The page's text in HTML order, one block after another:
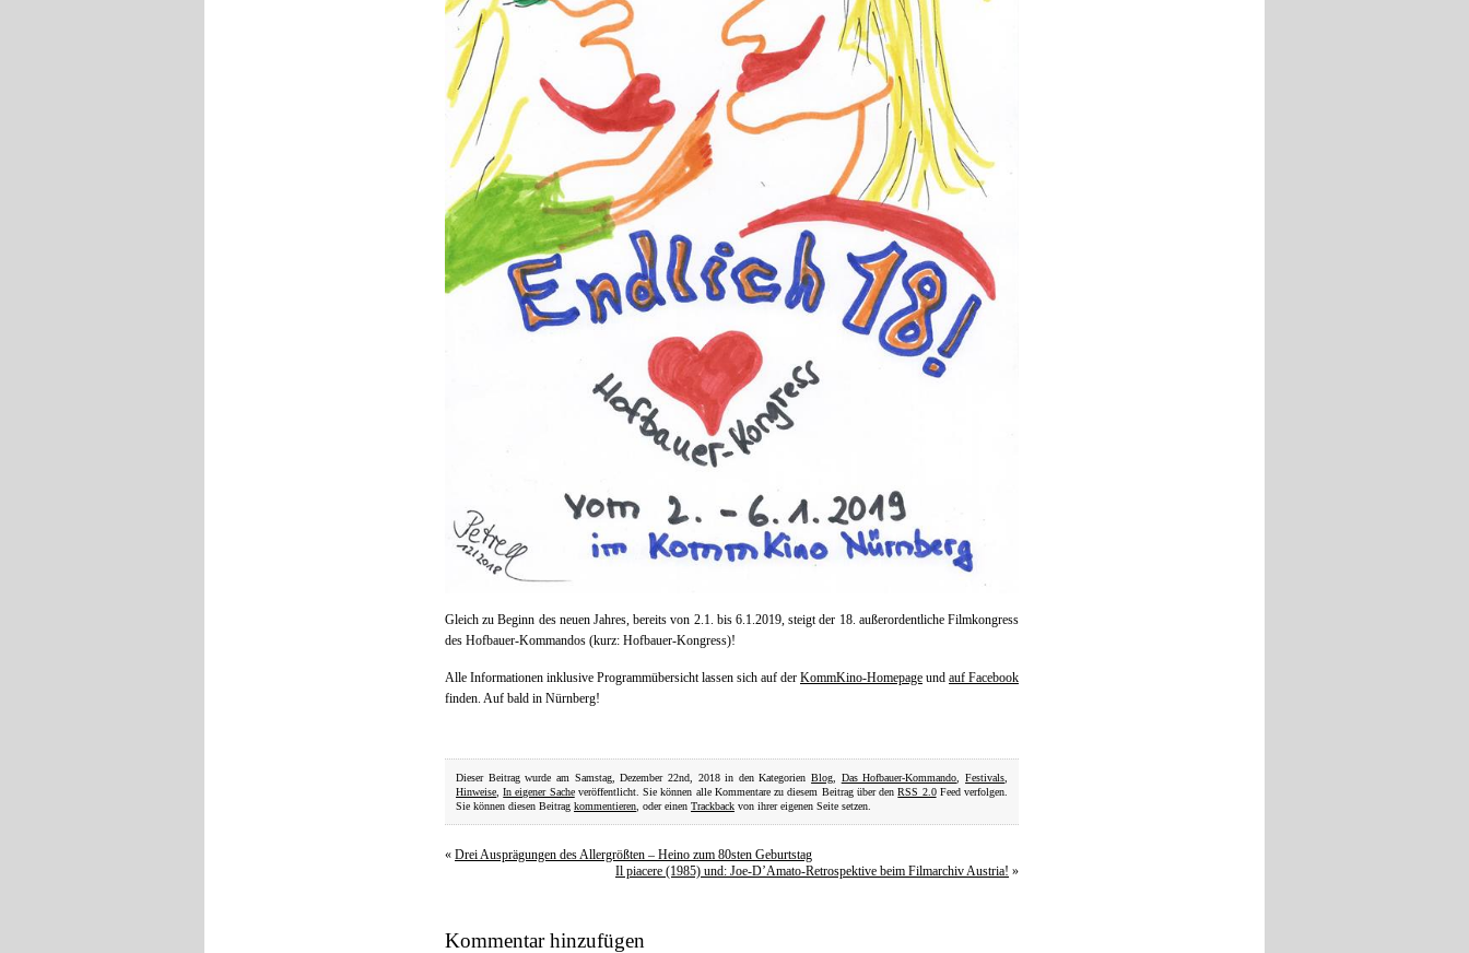
Gleich zu Beginn des neuen Jahres, bereits von 2.1. bis 6.1.2019, steigt der 18. außerordentliche Filmkongress
des Hofbauer-Kommandos (kurz: Hofbauer-Kongress)!
Alle Informationen inklusive Programmübersicht lassen sich auf der KommKino-Homepage und auf Facebook
finden. Auf bald in Nürnberg!
Dieser Beitrag wurde am Samstag, Dezember 22nd, 2018 in den KategorienBlog Das Hofbauer-Kommando ,Festivals
Hinweise ,In eigener Sacheveröffentlicht. Sie können alle Kommentare zu diesem Beitrag über denRSS 2.0Feed verfolgen.
Sie können diesen Beitrag kommentieren , oder einen Trackback von ihrer eigenen Seite setzen.
« Drei Ausprägungen des Allergrößten – Heino zum 80sten Geburtstag
Il piacere (1985) und: Joe-D’Amato-Retrospektive beim Filmarchiv Austria! »
Kommentar hinzufügen